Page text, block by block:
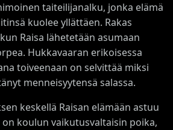
taiteilijanalku, jonka elämä
kuolee yllättäen. Rakas
Raisa lähetetään asumaan
Hukkavaaran erikoisessa
toiveenaan on selvittää miksi
menneisyytensä salassa.
keskellä Raisan elämään astuu
koulun vaikutusvaltaisin poika,